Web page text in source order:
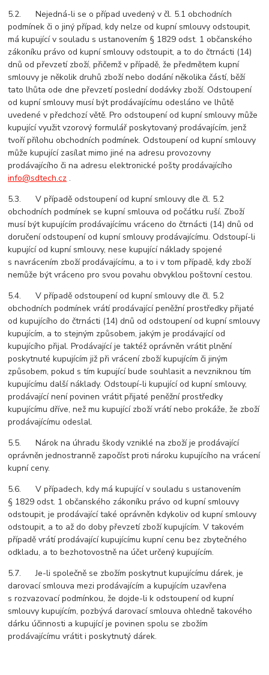
5.2. Nejedná-li se o případ uvedený v čl. 5.1 obchodních
podmínek či o jiný případ, kdy nelze od kupní smlouvy odstoupit,
má kupující v souladu s ustanovením § 1829 odst. 1 občanského
zákoníku právo od kupní smlouvy odstoupit, a to do čtrnácti (14)
dnů od převzetí zboží, přičemž v případě, že předmětem kupní
smlouvy je několik druhů zboží nebo dodání několika částí, běží
tato lhůta ode dne převzetí poslední dodávky zboží. Odstoupení
od kupní smlouvy musí být prodávajícímu odesláno ve lhůtě
uvedené v předchozí větě. Pro odstoupení od kupní smlouvy může
kupující využit vzorový formulář poskytovaný prodávajícím, jenž
tvoří přílohu obchodních podmínek. Odstoupení od kupní smlouvy
může kupující zasílat mimo jiné na adresu provozovny
prodávajícího či na adresu elektronické pošty prodávajícího
info@sdtech.cz .
5.3. V případě odstoupení od kupní smlouvy dle čl. 5.2
obchodních podmínek se kupní smlouva od počátku ruší. Zboží
musí být kupujícím prodávajícímu vráceno do čtrnácti (14) dnů od
doručení odstoupení od kupní smlouvy prodávajícímu. Odstoupí-li
kupující od kupní smlouvy, nese kupující náklady spojené
s navrácením zboží prodávajícímu, a to i v tom případě, kdy zboží
nemůže být vráceno pro svou povahu obvyklou poštovní cestou.
5.4. V případě odstoupení od kupní smlouvy dle čl. 5.2
obchodních podmínek vrátí prodávající peněžní prostředky přijaté
od kupujícího do čtrnácti (14) dnů od odstoupení od kupní smlouvy
kupujícím, a to stejným způsobem, jakým je prodávající od
kupujícího přijal. Prodávající je taktéž oprávněn vrátit plnění
poskytnuté kupujícím již při vrácení zboží kupujícím či jiným
způsobem, pokud s tím kupující bude souhlasit a nevzniknou tím
kupujícímu další náklady. Odstoupí-li kupující od kupní smlouvy,
prodávající není povinen vrátit přijaté peněžní prostředky
kupujícímu dříve, než mu kupující zboží vrátí nebo prokáže, že zboží
prodávajícímu odeslal.
5.5. Nárok na úhradu škody vzniklé na zboží je prodávající
oprávněn jednostranně započíst proti nároku kupujícího na vrácení
kupní ceny.
5.6. V případech, kdy má kupující v souladu s ustanovením
§ 1829 odst. 1 občanského zákoníku právo od kupní smlouvy
odstoupit, je prodávající také oprávněn kdykoliv od kupní smlouvy
odstoupit, a to až do doby převzetí zboží kupujícím. V takovém
případě vrátí prodávající kupujícímu kupní cenu bez zbytečného
odkladu, a to bezhotovostně na účet určený kupujícím.
5.7. Je-li společně se zbožím poskytnut kupujícímu dárek, je
darovací smlouva mezi prodávajícím a kupujícím uzavřena
s rozvazovací podmínkou, že dojde-li k odstoupení od kupní
smlouvy kupujícím, pozbývá darovací smlouva ohledně takového
dárku účinnosti a kupující je povinen spolu se zbožím
prodávajícímu vrátit i poskytnutý dárek.